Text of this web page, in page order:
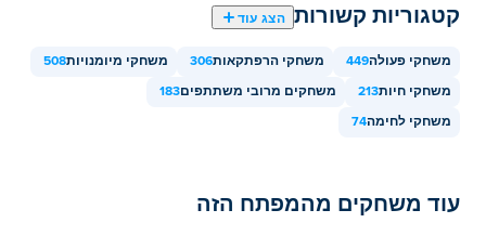
קטגוריות קשורות הצג עוד
משחקי פעולה449 משחקי הרפתקאות306 משחקי מיומנויות508
משחקי חיות213 משחקים מרובי משתתפים183
משחקי לחימה74
עוד משחקים מהמפתח הזה